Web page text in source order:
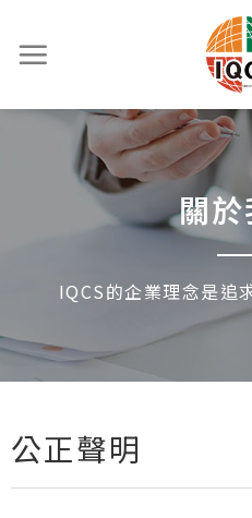
關於
IQCS的企業理念是追
公正聲明